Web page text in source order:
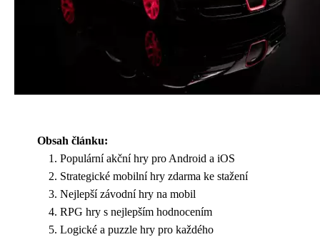
Obsah článku:
Populární akční hry pro Android a iOS
Strategické mobilní hry zdarma ke stažení
Nejlepší závodní hry na mobil
RPG hry s nejlepším hodnocením
Logické a puzzle hry pro každého